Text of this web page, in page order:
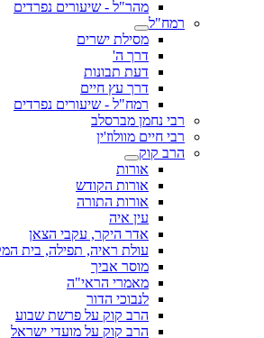
מהר"ל - שיעורים נפרדים
רמח"ל
מסילת ישרים
דרך ה'
דעת תבונות
דרך עץ חיים
רמח"ל - שיעורים נפרדים
רבי נחמן מברסלב
רבי חיים מוולוז'ין
הרב קוק
אורות
אורות הקודש
אורות התורה
עין איה
אדר היקר, עקבי הצאן
עולת ראיה, תפילה, בית
מוסר אביך
מאמרי הראי"ה
לנבוכי הדור
הרב קוק על פרשת שבוע
הרב קוק על מועדי ישראל